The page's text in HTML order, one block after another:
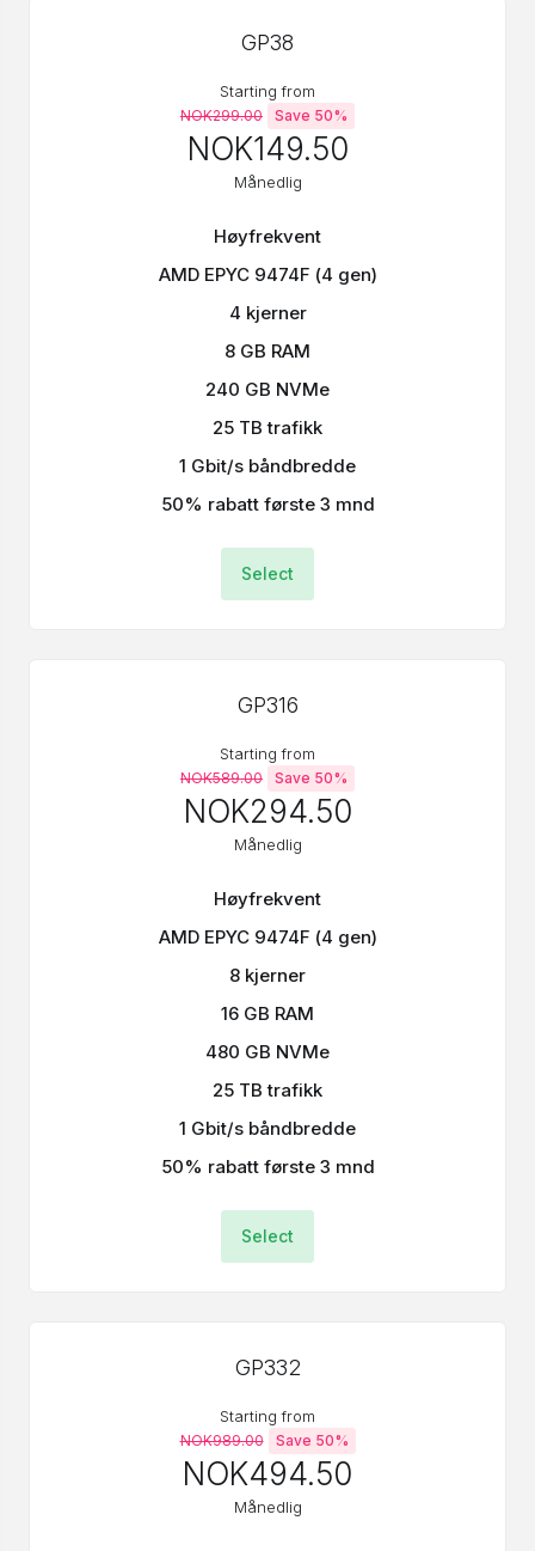
GP38
Starting from
NOK299.00 Save 50%
NOK149.50
Månedlig
Høyfrekvent
AMD EPYC 9474F (4 gen)
4 kjerner
8 GB RAM
240 GB NVMe
25 TB trafikk
1 Gbit/s båndbredde
50% rabatt første 3 mnd
Select
GP316
Starting from
NOK589.00 Save 50%
NOK294.50
Månedlig
Høyfrekvent
AMD EPYC 9474F (4 gen)
8 kjerner
16 GB RAM
480 GB NVMe
25 TB trafikk
1 Gbit/s båndbredde
50% rabatt første 3 mnd
Select
GP332
Starting from
NOK989.00 Save 50%
NOK494.50
Månedlig